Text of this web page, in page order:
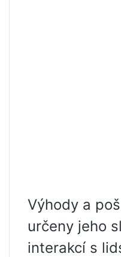
Výhody a
určeny jeho
interakcí s